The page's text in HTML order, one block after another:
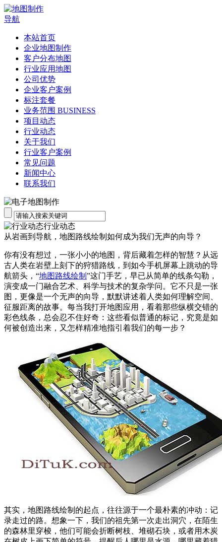
导航
本站首页
企业地图制作
客户分布地图
行业应用地图
公司优势
企业客户案例
标注套餐
业务范围 BUSINESS
项目动态
行业动态
关于我们
行业客户案例
常见问题
新闻中心
联系我们
行业动态
从岩画到导航，地图路线绘制如何成为我们无声的向导？
你有没有想过，一张小小的地图，背后藏着怎样的智慧？从远
古人类在岩壁上刻下的狩猎路线，到如今手机屏幕上跳动的导
航箭头，“地图路线绘制 ”这门手艺，早已从简单的线条勾勒，
演变成一门融合艺术、科学与技术的复杂学问。它不只是一张
图，更像是一个无声的向导，默默讲述着人类如何理解空间、
征服距离的故事。每当我打开地图应用，看着那些纵横交错的
彩色线条，总会忍不住好奇：这些看似普通的标记，究竟是如
何被创造出来，又怎样精准地指引着我们的每一步？
其实，地图路线绘制的起点，往往源于一个最朴素的冲动：记
录走过的路。想象一下，我们的祖先第一次走出洞穴，在陌生
的森林里穿梭，他们可能会折断树枝、堆砌石块，或者用木炭